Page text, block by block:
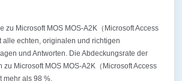
zu Microsoft MOS MOS-A2K（Microsoft Access
alle echten, originalen und richtigen
und Antworten. Die Abdeckungsrate der
zu Microsoft MOS MOS-A2K（Microsoft Access
mehr als 98 %.